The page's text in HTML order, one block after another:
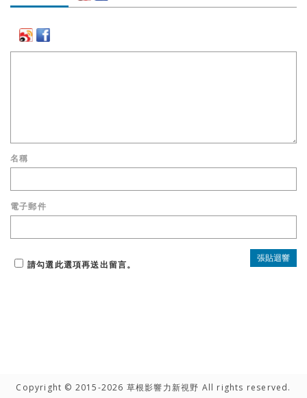
名稱
電子郵件
請勾選此選項再送出留言。
Copyright © 2015-2026 草根影響力新視野 All rights reserved.